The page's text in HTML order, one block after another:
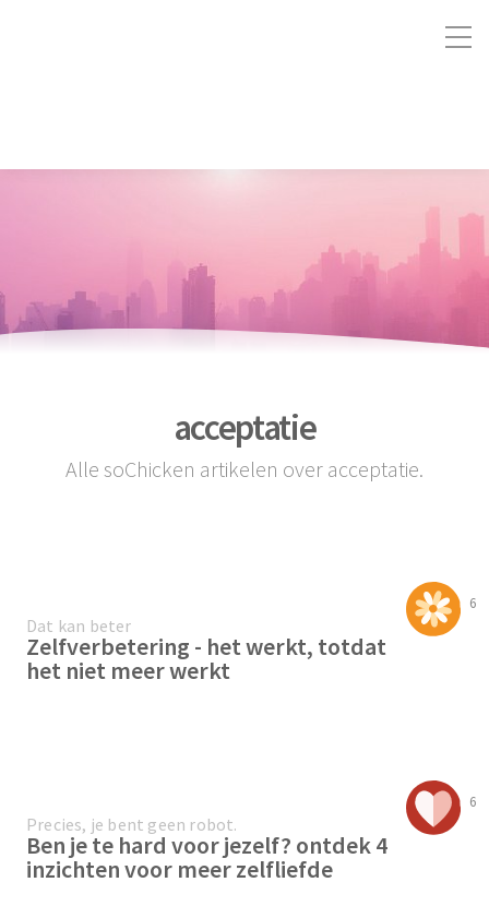
acceptatie
Alle soChicken artikelen over acceptatie.
6
Dat kan beter
Zelfverbetering - het werkt, totdat
het niet meer werkt
6
Precies, je bent geen robot.
Ben je te hard voor jezelf? ontdek 4
inzichten voor meer zelfliefde